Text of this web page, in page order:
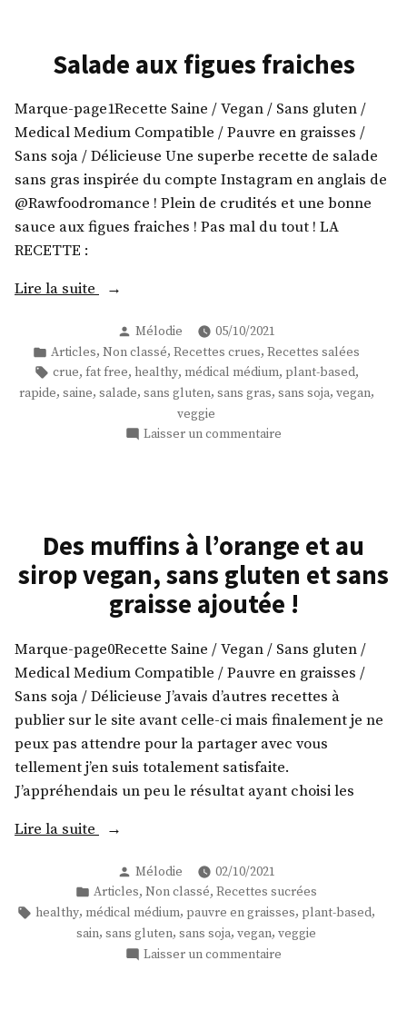
douce
à
tomate
Salade aux figues fraiches
Marque-page1Recette Saine / Vegan / Sans gluten /
Medical Medium Compatible / Pauvre en graisses /
Sans soja / Délicieuse Une superbe recette de salade
sans gras inspirée du compte Instagram en anglais de
@Rawfoodromance ! Plein de crudités et une bonne
sauce aux figues fraiches ! Pas mal du tout ! LA
RECETTE :
Lire la suite
« Salade
figues
fraiches »
Publié
par
Mélodie
05/10/2021
Publié
dans
Articles, Non classé, Recettes crues, Recettes salées
Étiquettes :
crue, fat free, healthy, médical médium, plant-based,
rapide, saine, salade, sans gluten, sans gras, sans soja, vegan,
veggie
Laisser un commentaire
Des muffins à l’orange et au
sirop vegan, sans gluten et sans
graisse ajoutée !
Marque-page0Recette Saine / Vegan / Sans gluten /
Medical Medium Compatible / Pauvre en graisses /
Sans soja / Délicieuse J’avais d’autres recettes à
publier sur le site avant celle-ci mais finalement je ne
peux pas attendre pour la partager avec vous
tellement j’en suis totalement satisfaite.
J’appréhendais un peu le résultat ayant choisi les
Lire la suite
« Des
l’orange
et
Publié
par
Mélodie
02/10/2021
Publié
dans
Articles, Non classé, Recettes sucrées
Étiquettes :
healthy, médical médium, pauvre en graisses, plant-based,
sain, sans gluten, sans soja, vegan, veggie
Laisser un commentaire